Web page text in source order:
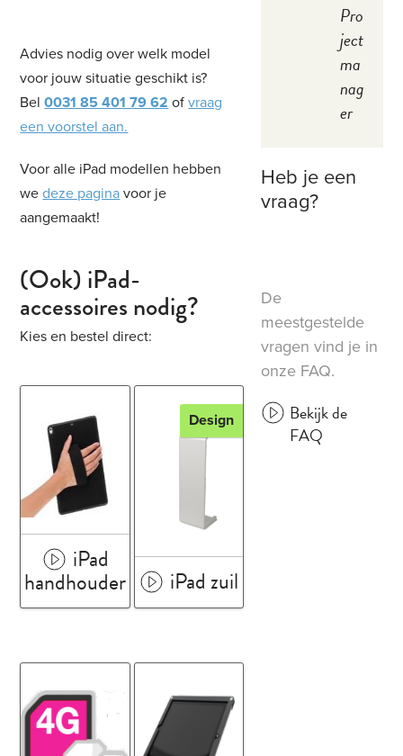
Advies nodig over welk model
voor jouw situatie geschikt is?
Bel0031 85 401 79 62 ofvraag
een voorstel aan.
Voor alle iPad modellen hebben
wedeze pagina voor je
aangemaakt!
(Ook) iPad-
accessoires nodig?
Kies en bestel direct:
iPad
handhouder iPad zuil
Design
Pro
ject
ma
nag
er
Heb je een
vraag?
De
meestgestelde
vragen vind je in
onze FAQ.
Bekijk de
FAQ